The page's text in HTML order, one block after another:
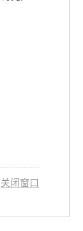
关闭窗口